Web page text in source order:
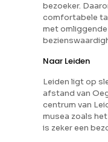
bezoeker.
comfortabele
met
Naar Leiden
Leiden ligt op
afstand van
centrum van
musea zoals
is zeker een